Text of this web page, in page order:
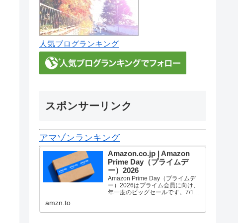
人気ブログランキング
スポンサーリンク
アマゾンランキング
Amazon.co.jp | Amazon
Prime Day（プライムデ
ー）2026
Amazon Prime Day（プライムデ
ー）2026はプライム会員に向け、
年一度のビッグセールです。7/10
ら数多くのお買得商品が96時間に
amzn.to